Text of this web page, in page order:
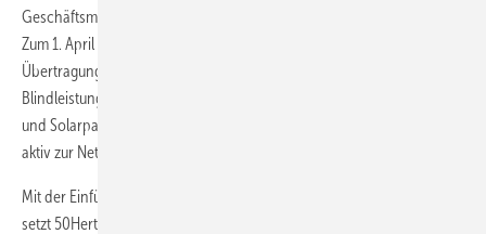
Geschäftsmodelle für Speicher mit Netzbildenden Wechselrichtern:
Zum 1. April hat 50Hertz nach eigenen Angaben als erster
Übertragungsnetzbetreiber eine marktgestützte Beschaffung von
Blindleistung zur Spannungshaltung eingeführt. Gerade große Wind-
und Solarparks, Batteriespeicher und Elektrolyseure sollen so künftig
aktiv zur Netz- und Systemstabilität beitragen.
Mit der Einführung dieses neuen Marktes für Systemdienstleistungen
setzt 50Hertz eine Vorgabe der Bundesnetzagentur (BNetzA) früher als